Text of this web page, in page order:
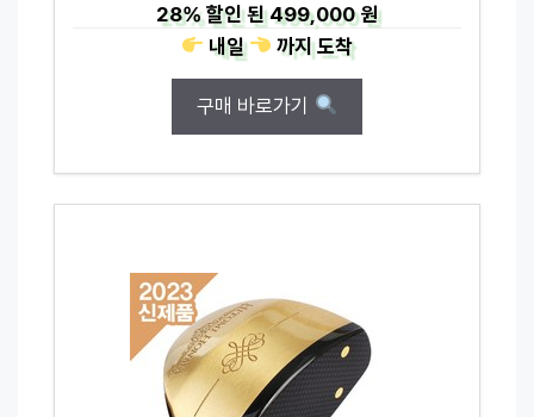
28%할인 된499,000 원
내일
까지도착
구매 바로가기